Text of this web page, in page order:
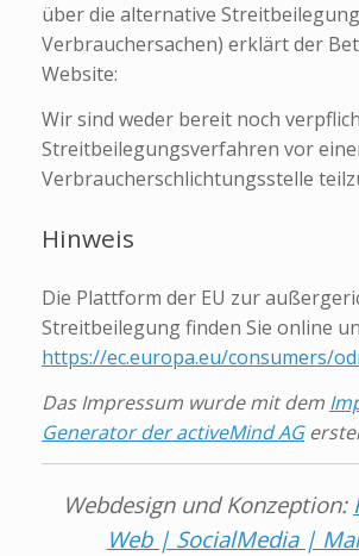
über die alternative
Verbrauchersachen) erklärt der
Website:
Wir sind weder bereit noch
Streitbeilegungsverfahren vor
Verbraucherschlichtungsstelle
Hinweis
Die Plattform der EU zur
Streitbeilegung finden Sie online
https://ec.europa.eu/consumers/
Das Impressum wurde mit dem
Generator der activeMind AG
Webdesign und Konzeption:
Web | SocialMedia |